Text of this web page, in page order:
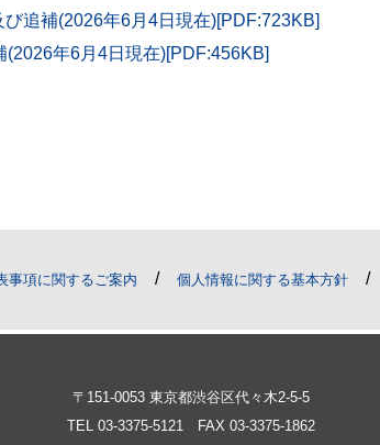
追補(2026年6月4日現在)[PDF:723KB]
年6月4日現在)[PDF:456KB]
事項に関するご案内 / 個人情報に関する基本方針 /
〒151-0053 東京都渋谷区代々木2-5-5
TEL 03-3375-5121 FAX 03-3375-1862